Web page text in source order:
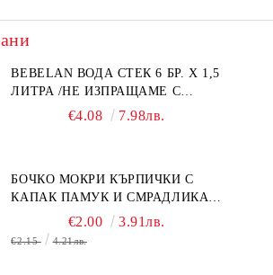
BPA.
BEBELAN ВОДА СТЕК 6 БР. Х 1,5
ЛИТРА /НЕ ИЗПРАЩАМЕ С
€4.08 7.98лв.
БОЧКО МОКРИ КЪРПИЧКИ С
КАПАК ПАМУК И СМРАДЛИКА
€2.00 3.91лв.
€2.15 4.21лв.